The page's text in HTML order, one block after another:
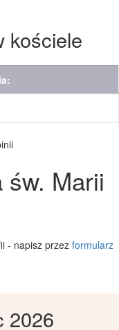
kościele
św. Marii
- napisz przez formularz
2026